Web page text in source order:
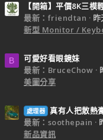
【開箱】平價8K三模
最新：friendtan
新型 Monitor /
B
可愛好看眼鏡妹
最新：BruceChow
美圖分享
處理器 真有人把散熱
最新：soothepain
新品資訊